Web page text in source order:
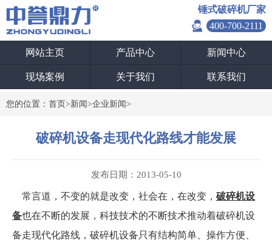
锤式破碎机厂家
400-700-2111
网站主页 产品中心 新闻中心
现场案例 关于我们 联系我们
您的位置： 首页>新闻>企业新闻>
破碎机设备走现代化路线才能发展
发布日期：2013-05-10
常言道，不变的就是改变，社会在，在改变， 破碎机设
备也在不断的发展，科技技术的不断技术推动着破碎机设
备走现代化路线，破碎机设备只有结构简单、操作方便、